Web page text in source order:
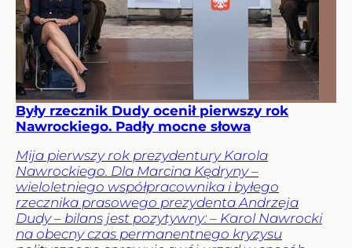
Były rzecznik Dudy ocenił pierwszy rok
Nawrockiego. Padły mocne słowa
Mija pierwszy rok prezydentury Karola
Nawrockiego. Dla Marcina Kędryny –
wieloletniego współpracownika i byłego
rzecznika prasowego prezydenta Andrzeja
Dudy – bilans jest pozytywny: – Karol Nawrocki
na obecny czas permanentnego kryzysu